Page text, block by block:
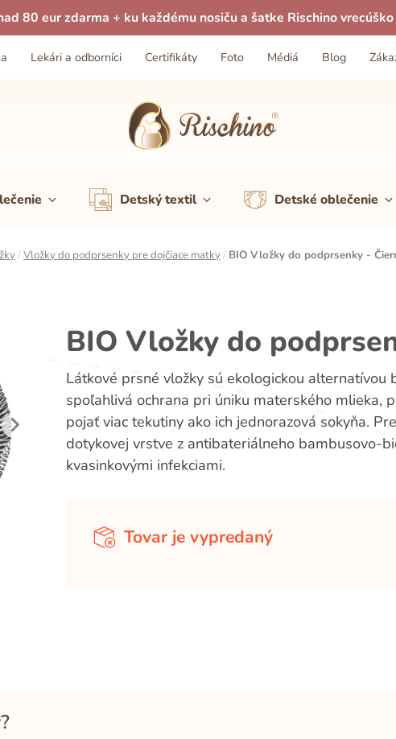
80 eur zdarma + ku každému nosiču a šatke Rischino
Lekári a odborníci Certifikáty Foto Médiá Blog
Detský textil Detské oblečenie
/Vložky do podprsenky pre dojčiace matky/ BIO Vložky do podprsenky -
BIO Vložky do
Látkové prsné vložky sú ekologickou alternatívou
spoľahlivá ochrana pri úniku materského mlieka,
pojať viac tekutiny ako ich jednorazová sokyňa.
dotykovej vrstve z antibateriálneho bambusovo-
kvasinkovými infekciami.
Tovar je vypredaný